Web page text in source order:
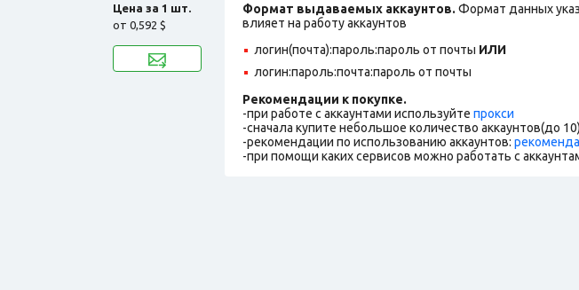
Цена за 1 шт.
от 0,592 $
Формат выдаваемых аккаунтов. Формат данных
влияет на работу аккаунтов
логин(почта):пароль:пароль от почты ИЛИ
логин:пароль:почта:пароль от почты
Рекомендации к покупке.
-при работе с аккаунтами используйте прокси
-сначала купите небольшое количество аккаунтов(до
-рекомендации по использованию аккаунтов:
-при помощи каких сервисов можно работать с